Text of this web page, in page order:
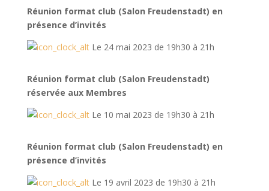
Réunion format club (Salon Freudenstadt) en
présence d’invités
Le 24 mai 2023 de 19h30 à 21h
Réunion format club (Salon Freudenstadt)
réservée aux Membres
Le 10 mai 2023 de 19h30 à 21h
Réunion format club (Salon Freudenstadt) en
présence d’invités
Le 19 avril 2023 de 19h30 à 21h